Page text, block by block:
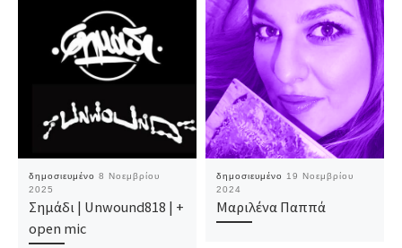
δημοσιευμένο 8 Νοεμβρίου
2025
Σημάδι | Unwound818 | +
open mic
δημοσιευμένο
19 Νοεμβρίου
2024
Μαριλένα Παππά